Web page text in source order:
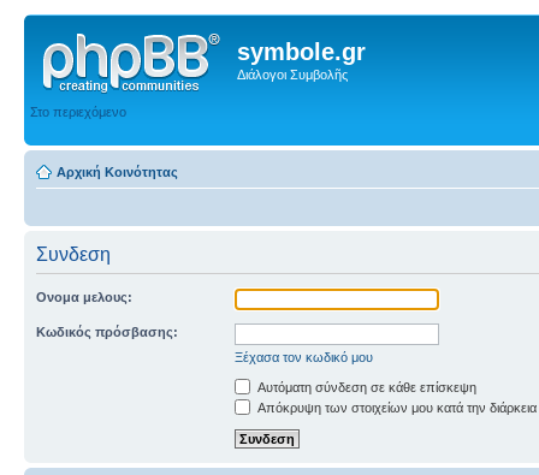
symbole.gr
Διάλογοι Συμβολῆς
Στο περιεχόμενο
Αρχική Κοινότητας
Συνδεση
Ονομα μελους:
Κωδικός πρόσβασης:
Ξέχασα τον κωδικό μου
Αυτόματη σύνδεση σε κάθε επίσκεψη
Απόκρυψη των στοιχείων μου κατά την